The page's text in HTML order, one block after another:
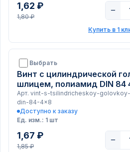
1,62 ₽
1,80 ₽
−
Купить в 1
Выбрать
Винт с цилиндрической
шлицем, полиамид DIN 84
Арт. vint-s-tsilindricheskoy-
din-84-4x8
Доступно к заказу
Ед. изм.: 1 шт
1,67 ₽
1,85 ₽
−